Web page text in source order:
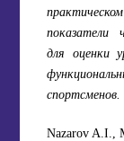
показатели
для оценки
спортсменов.
Nazarov A.I.,